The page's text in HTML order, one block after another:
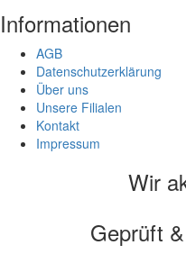
Informationen
AGB
Datenschutzerklärung
Über uns
Unsere Filialen
Kontakt
Impressum
Wir
Geprüft